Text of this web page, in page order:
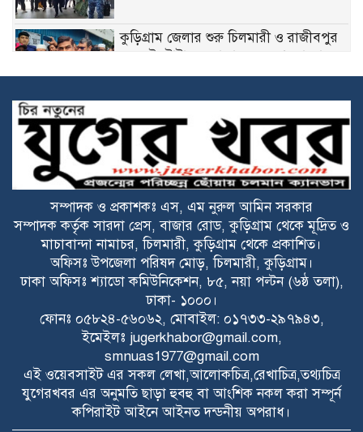
কুড়িগ্রাম জেলার শুরু চিলমারী ও রাজীবপুর
নয় এই টোটাল এলাকায় যেন আমরা ভাঙন
রোধ করতে পারি এবং এখানকার কোন
স্কুল, কলেজ, হাট বাজার আর যেন নদীতে বিলীন হয়ে না যায়।
সে জন্যই বর্তমান সরকার তারেক রহমান সরকার, এই
প্রকল্পগুলো হাতে নিয়েছেন-পানি সম্পদ প্রতিমন্ত্রী, ফরহাদ হোসেন
আজাদ
ভূরুঙ্গামারীতে বর্নিল আয়োজনে কৃষক
সম্মেলন অনুষ্ঠিত
সকালে দুই জেলায় সড়ক দুর্ঘটনা, নিহত ১৬
বিটিভির মহাপরিচালক হলেন কাজী জেসিন
রাজারহাটে পাখির অভয়ারণ্য ঘোষণা, হাড়ি-
পাতিলের বাসা উদ্বোধন করলেন ইউএনও
সম্পাদক ও প্রকাশকঃ এস, এম নুরুল আমিন সরকার
সম্পাদক কর্তৃক সারদা প্রেস, বাজার রোড, কুড়িগ্রাম থেকে মূদ্রিত ও
মাচাবান্দা নামাচর, চিলমারী, কুড়িগ্রাম থেকে প্রকাশিত।
অফিসঃ উপজেলা পরিষদ মোড়, চিলমারী, কুড়িগ্রাম।
ঢাকা অফিসঃ শ্যাডো কমিউনিকেশন, ৮৫, নয়া পল্টন (৬ষ্ঠ তলা),
ঢাকা- ১০০০।
ফোনঃ ০৫৮২৪-৫৬০৬২, মোবাইল: ০১৭৩৩-২৯৭৯৪৩,
ইমেইলঃ jugerkhabor@gmail.com,
smnuas1977@gmail.com
এই ওয়েবসাইট এর সকল লেখা,আলোকচিত্র,রেখাচিত্র,তথ্যচিত্র
যুগেরখবর এর অনুমতি ছাড়া হুবহু বা আংশিক নকল করা সম্পূর্ন
কপিরাইট আইনে আইনত দন্ডনীয় অপরাধ।